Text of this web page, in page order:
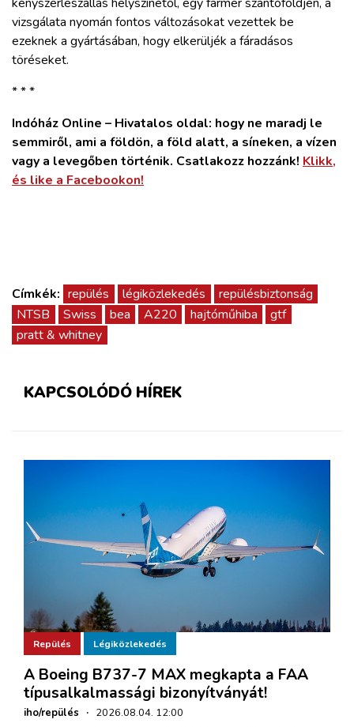
vizsgálata nyomán fontos változásokat vezettek be
ezeknek a gyártásában, hogy elkerüljék a fáradásos
töréseket.
* * *
Indóház Online – Hivatalos oldal: hogy ne maradj le
semmiről, ami a földön, a föld alatt, a síneken, a vízen
vagy a levegőben történik. Csatlakozz hozzánk! Klikk,
és like a Facebookon!
Címkék: repülés légiközlekedés
repülésbiztonság
NTSB
Swiss bea A220 hajtóműhiba
gtf
pratt & whitney
KAPCSOLÓDÓ HÍREK
Repülés Légiközlekedés
A Boeing B737-7 MAX megkapta a FAA
típusalkalmassági bizonyítványát!
iho/repülés · 2026.08.04. 12:00